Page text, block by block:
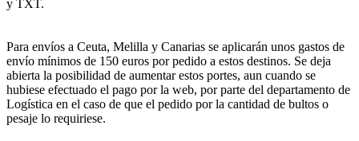
y TXT.
Para envíos a Ceuta, Melilla y Canarias se aplicarán unos gastos de
envío mínimos de 150 euros por pedido a estos destinos. Se deja
abierta la posibilidad de aumentar estos portes, aun cuando se
hubiese efectuado el pago por la web, por parte del departamento de
Logística en el caso de que el pedido por la cantidad de bultos o
pesaje lo requiriese.